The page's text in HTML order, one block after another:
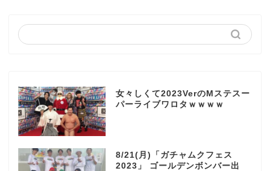
女々しくて2023VerのMステスー
パーライブワロタｗｗｗｗ
8/21(月)「ガチャムクフェス
2023」 ゴールデンボンバー出